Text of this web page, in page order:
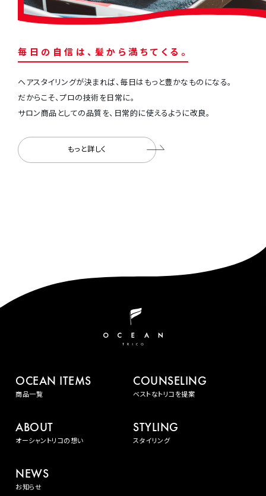
毎 ⽇ の ⾃ 信 は 、 髪 か ら 満 ち て く る 。
ヘアスタイリングが決まれば、毎⽇はもっと豊かなものになる。
だからこそ、プロの技術を⽇常に。
サロン商品としての品質を、⽇常的に使えるように改良。
もっと詳しく
OCEAN ITEMS
商品一覧
COUNSELING
ベストなトリコを提案
ABOUT
オーシャントリコの想い
STYLING
スタイリング
NEWS
お知らせ